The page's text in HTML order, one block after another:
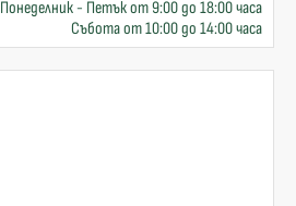
Понеделник - Петък от 9:00 до 18:00 часа
Събота от 10:00 до 14:00 часа